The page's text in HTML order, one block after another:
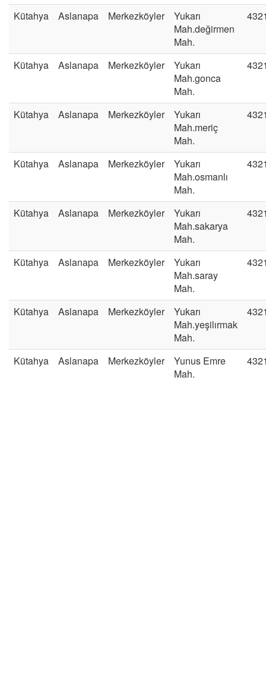
Kütahya Aslanapa Merkezköyler
Yukarı
Mah.değirmen
Mah.
Kütahya Aslanapa Merkezköyler
Yukarı
Mah.gonca
Mah.
Kütahya Aslanapa Merkezköyler
Yukarı
Mah.meriç
Mah.
Kütahya Aslanapa Merkezköyler
Yukarı
Mah.osmanlı
Mah.
Kütahya Aslanapa Merkezköyler
Yukarı
Mah.sakarya
Mah.
Kütahya Aslanapa Merkezköyler
Yukarı
Mah.saray
Mah.
Kütahya Aslanapa Merkezköyler
Yukarı
Mah.yeşilırmak
Mah.
Kütahya Aslanapa Merkezköyler
Yunus Emre
Mah.